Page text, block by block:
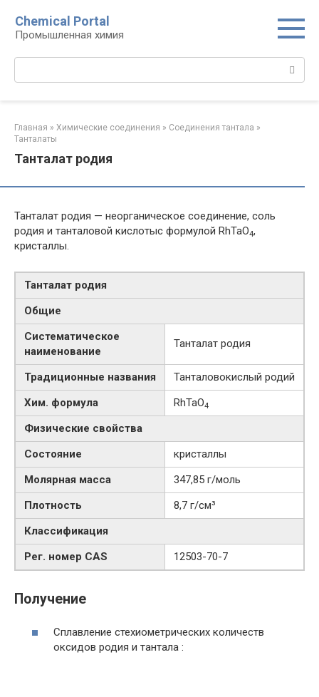
контенту
Chemical Portal
Промышленная химия
Главная » Химические соединения » Соединения тантала‎ »
Танталаты‎
Танталат родия
Танталат родия — неорганическое соединение, соль
родия и танталовой кислотыс формулой RhTaO4,
кристаллы.
Танталат родия
Общие
Систематическое
наименование
Танталат родия
Традиционные названия
Танталовокислый родий
Хим. формула
RhTaO4
Физические свойства
Состояние
кристаллы
Молярная масса
347,85 г/моль
Плотность
8,7 г/см³
Классификация
Рег. номер CAS
12503-70-7
Получение
Сплавление стехиометрических количеств
оксидов родия и тантала :